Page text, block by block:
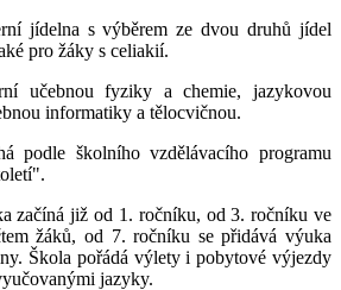
jídelna s výběrem ze dvou druhů jídel
pro žáky s celiakií.
učebnou fyziky a chemie, jazykovou
informatiky a tělocvičnou.
podle školního vzdělávacího programu
začíná již od 1. ročníku, od 3. ročníku ve
žáků, od 7. ročníku se přidává výuka
Škola pořádá výlety i pobytové výjezdy
jazyky.